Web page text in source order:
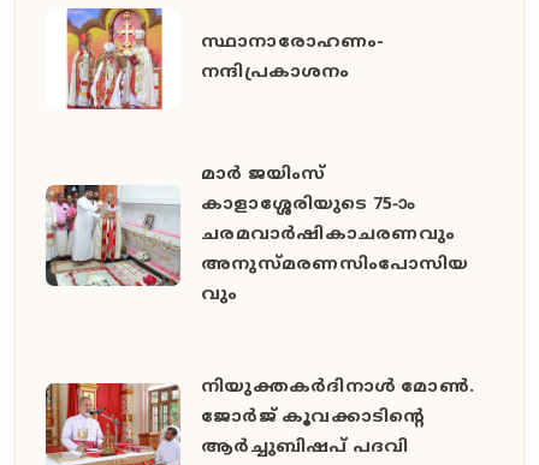
സ്ഥാനാരോഹണം-
നന്ദിപ്രകാശനം
മാർ ജയിംസ്
കാളാശ്ശേരിയുടെ 75-ാം
ചരമവാർഷികാചരണവും
അനുസ്മരണസിംപോസിയ
വും
നിയുക്തകർദിനാൾ മോൺ.
ജോർജ് കൂവക്കാടിൻ്റെ
ആർച്ചുബിഷപ് പദവി